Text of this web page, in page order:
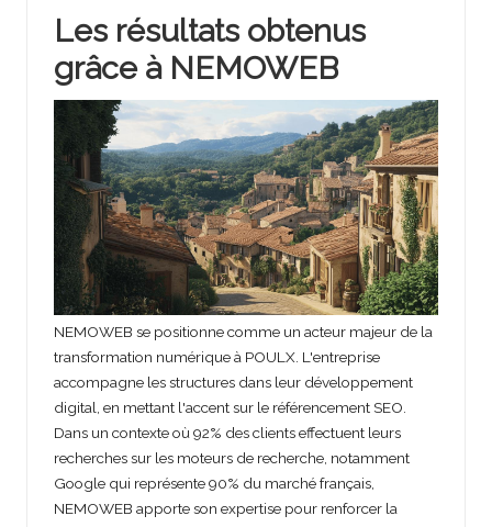
Les résultats obtenus
grâce à NEMOWEB
NEMOWEB se positionne comme un acteur majeur de la
transformation numérique à POULX. L'entreprise
accompagne les structures dans leur développement
digital, en mettant l'accent sur le référencement SEO.
Dans un contexte où 92% des clients effectuent leurs
recherches sur les moteurs de recherche, notamment
Google qui représente 90% du marché français,
NEMOWEB apporte son expertise pour renforcer la